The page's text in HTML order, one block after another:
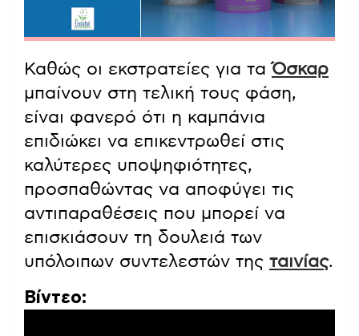
Καθώς οι εκστρατείες για ταΌσκαρ
μπαίνουν στη τελική τους φάση,
είναι φανερό ότι η καμπάνια
επιδιώκει να επικεντρωθεί στις
καλύτερες υποψηφιότητες,
προσπαθώντας να αποφύγει τις
αντιπαραθέσεις που μπορεί να
επισκιάσουν τη δουλειά των
υπόλοιπων συντελεστών της ταινίας.
Βίντεο: